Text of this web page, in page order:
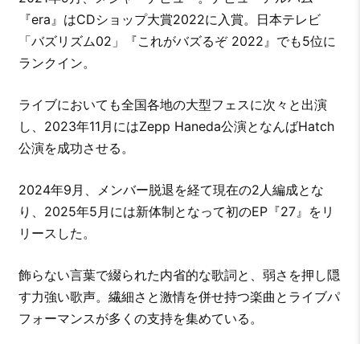
『era』はCDショップ大賞2022に入賞。日本テレビ
「バズリズム02」『これがバズるぞ 2022』でも5位に
ランクイン。
ライブにおいても全国各地の大型フェスに次々と出演
し、2023年11月にはZepp Haneda公演となんばHatch
公演を成功させる。
2024年9月、メンバー脱退を経て現在の2人編成とな
り、2025年5月には新体制となって初のEP『27』をリ
リースした。
飾らない言葉で綴られた内省的な歌詞と、弱さを押し隠
す力強い歌声。繊細さと激情を併せ持つ楽曲とライブパ
フォーマンスが多くの支持を集めている。